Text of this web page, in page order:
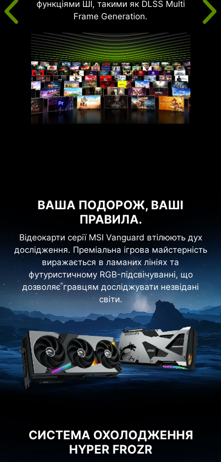
функціями ШІ, такими як DLSS Multi
Frame Generation.
ВАША ПОДОРОЖ, ВАШІ
ПРАВИЛА.
Відеокарти серії MSI Vanguard втілюють дух
дослідження. Преміальна ігрова майстерність
виражається в ламаних лініях та
футуристичному RGB-підсвічуванні, що
дозволяє гравцям досліджувати незвідані
світи.
СИСТЕМА ОХОЛОДЖЕННЯ
HYPER FROZR